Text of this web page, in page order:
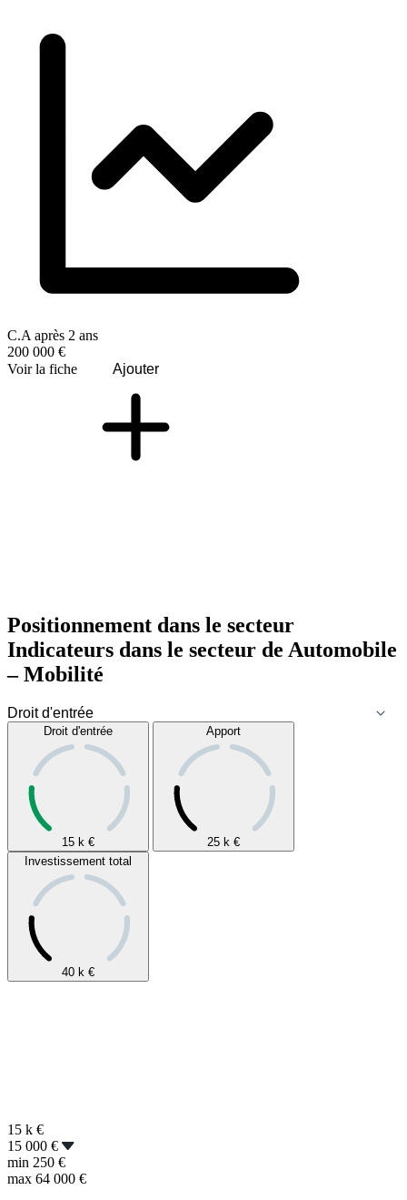
C.A après 2 ans
200 000 €
Voir la fiche
Ajouter
Positionnement dans le secteur
Indicateurs dans le secteur de Automobile
– Mobilité
Droit d'entrée
15 k €
Apport
25 k €
Investissement total
40 k €
15 k €
15 000 €
min 250 €
max 64 000 €